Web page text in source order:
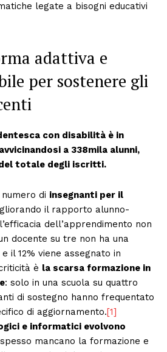
legate a bisogni educativi
adattiva e
per sostenere gli
con disabilità è in
a 338mila alunni,
totale degli iscritti.
di insegnanti per il
il rapporto alunno-
dell’apprendimento non
docente su tre non ha una
il 12% viene assegnato in
è la scarsa formazione in
: solo in una scuola su quattro
di sostegno hanno frequentato
di aggiornamento.[1]
e informatici evolvono
mancano la formazione e